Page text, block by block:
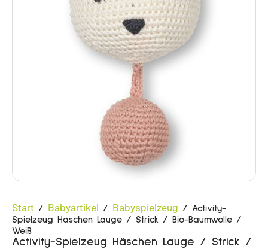
Start / Babyartikel / Babyspielzeug / Activity-
Spielzeug Häschen Lauge / Strick / Bio-Baumwolle /
Weiß
Activity-Spielzeug Häschen Lauge / Strick /